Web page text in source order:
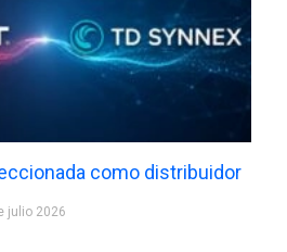
como distribuidor
julio 2026